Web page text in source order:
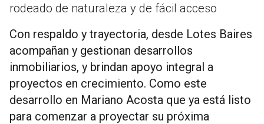
rodeado de naturaleza y de fácil acceso
Con respaldo y trayectoria, desde Lotes Baires
acompañan y gestionan desarrollos
inmobiliarios, y brindan apoyo integral a
proyectos en crecimiento. Como este
desarrollo en Mariano Acosta que ya está listo
para comenzar a proyectar su próxima